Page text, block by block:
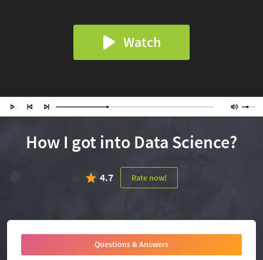
Watch
How I got into Data Science?
4.7 Rate now!
Questions & Answers